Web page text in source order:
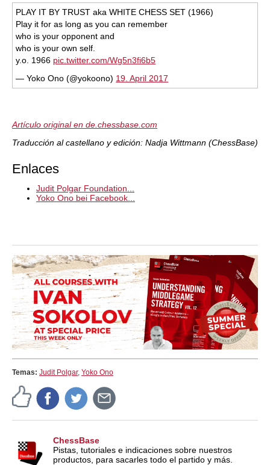
PLAY IT BY TRUST aka WHITE CHESS SET (1966)
Play it for as long as you can remember
who is your opponent and
who is your own self.
y.o. 1966 pic.twitter.com/Wg5n3fi6b5
— Yoko Ono (@yokoono) 19. April 2017
Artículo original en de.chessbase.com
Traducción al castellano y edición: Nadja Wittmann (ChessBase)
Enlaces
Judit Polgar Foundation...
Yoko Ono bei Facebook...
Temas: Judit Polgar, Yoko Ono
ChessBase
Pistas, tutoriales e indicaciones sobre nuestros
productos, para sacarles todo el partido y más.